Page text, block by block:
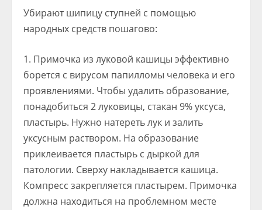
Убирают шипицу ступней с помощью
народных средств пошагово:
Примочка из луковой кашицы эффективно
борется с вирусом папилломы человека и его
проявлениями. Чтобы удалить образование,
понадобиться 2 луковицы, стакан 9% уксуса,
пластырь. Нужно натереть лук и залить
уксусным раствором. На образование
приклеивается пластырь с дыркой для
патологии. Сверху накладывается кашица.
Компресс закрепляется пластырем. Примочка
должна находиться на проблемном месте